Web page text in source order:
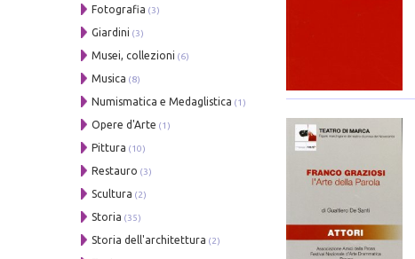
Fotografia (3)
Giardini (3)
Musei, collezioni (6)
Musica (8)
Numismatica e Medaglistica (1)
Opere d'Arte (1)
Pittura (10)
Restauro (3)
Scultura (2)
Storia (35)
Storia dell'architettura (2)